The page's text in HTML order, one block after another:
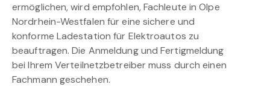
ermöglichen, wird empfohlen, Fachleute in Olpe
Nordrhein-Westfalen für eine sichere und
konforme Ladestation für Elektroautos zu
beauftragen. Die Anmeldung und Fertigmeldung
bei Ihrem Verteilnetzbetreiber muss durch einen
Fachmann geschehen.